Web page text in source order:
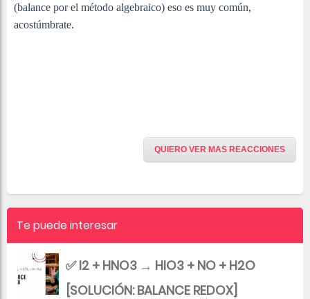
(balance por el método algebraico) eso es muy común,
acostúmbrate.
QUIERO VER MAS REACCIONES
Te puede interesar
✅ I2 + HNO3 → HIO3 + NO + H2O
[SOLUCIÓN: BALANCE REDOX]